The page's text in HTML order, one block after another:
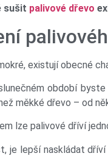
sušit palivové dřevo
existují obecné
období
měkké dřevo – od
lze palivové dříví
je lepší naskládat